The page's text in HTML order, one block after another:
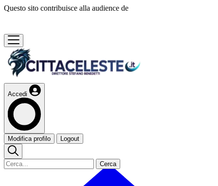
Questo sito contribuisce alla audience de
Accedi
Modifica profilo Logout
Cerca